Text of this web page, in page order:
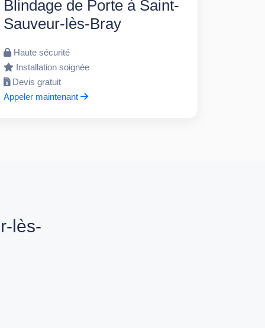
Blindage de Porte à Saint-
Sauveur-lès-Bray
Haute sécurité
Installation soignée
Devis gratuit
Appeler maintenant
lès-